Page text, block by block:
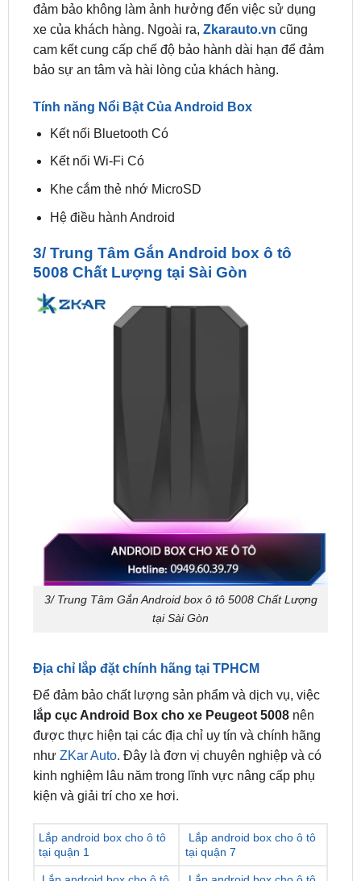
cam kết cung cấp chế độ bảo hành dài hạn để đảm
bảo sự an tâm và hài lòng của khách hàng.
Tính năng Nổi Bật Của Android Box
3/ Trung Tâm Gắn Android box ô tô
3/ Trung Tâm Gắn Android box ô tô 5008 Chất Lượng
tại Sài Gòn
Địa chỉ lắp đặt chính hãng tại TPHCM
lắp cục Android Box cho xe Peugeot 5008
được thực hiện tại các địa chỉ uy tín và chính hãng
nhưZKar Auto. Đây là đơn vị chuyên nghiệp và có
kinh nghiệm lâu năm trong lĩnh vực nâng cấp phụ
kiện và giải trí cho xe hơi.
Lắp android box cho ô tô
Lắp android box cho ô tô
tại quận 2
Lắp android box cho ô tô
tại quận 8